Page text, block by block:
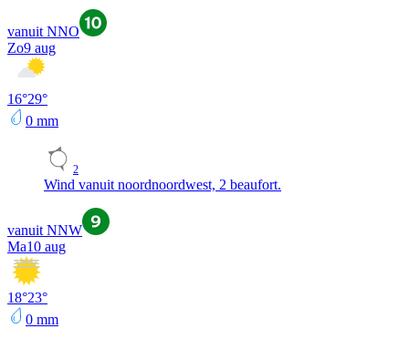
vanuit NNO
Zo9 aug
16°29°
0 mm
2
Wind vanuit noordnoordwest, 2 beaufort.
vanuit NNW
Ma10 aug
18°23°
0 mm